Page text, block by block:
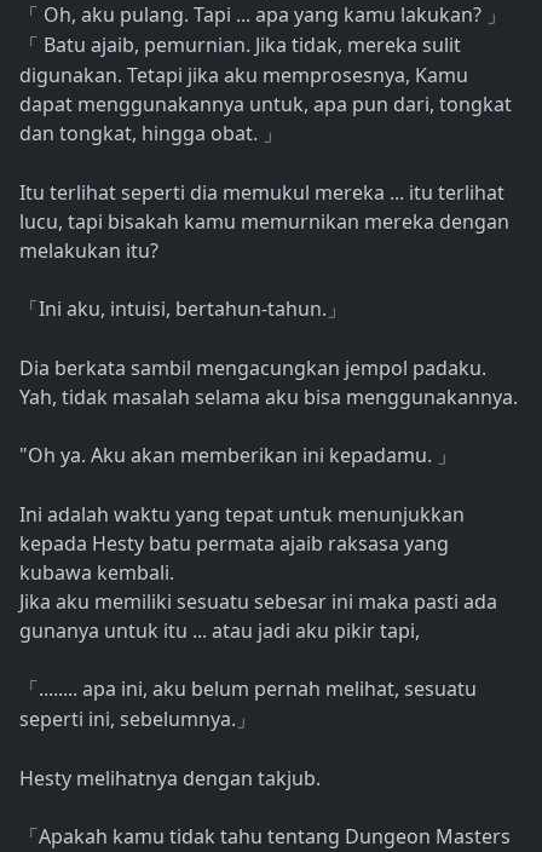
「
Oh, aku pulang. Tapi ... apa yang kamu lakukan? 」
「
Batu ajaib, pemurnian. Jika tidak, mereka sulit
digunakan. Tetapi jika aku memprosesnya, Kamu
dapat menggunakannya untuk, apa pun dari, tongkat
dan tongkat, hingga obat.
」
Itu terlihat seperti dia memukul mereka ... itu terlihat
lucu, tapi bisakah kamu memurnikan mereka dengan
melakukan itu?
「 Ini aku, intuisi, bertahun-tahun. 」
Dia berkata sambil mengacungkan jempol padaku.
Yah, tidak masalah selama aku bisa menggunakannya.
"Oh ya. Aku akan memberikan ini kepadamu. 」
Ini adalah waktu yang tepat untuk menunjukkan
kepada Hesty batu permata ajaib raksasa yang
kubawa kembali.
Jika aku memiliki sesuatu sebesar ini maka pasti ada
gunanya untuk itu ... atau jadi aku pikir tapi,
「 ........ apa ini, aku belum pernah melihat, sesuatu
seperti ini, sebelumnya. 」
Hesty melihatnya dengan takjub.
「 Apakah kamu tidak tahu tentang Dungeon Masters